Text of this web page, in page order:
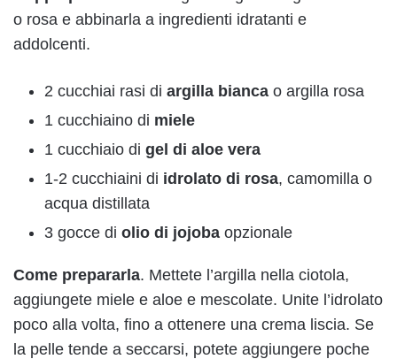
o rosa e abbinarla a ingredienti idratanti e
addolcenti.
2 cucchiai rasi di argilla bianca o argilla rosa
1 cucchiaino di miele
1 cucchiaio di gel di aloe vera
1-2 cucchiaini di idrolato di rosa, camomilla o
acqua distillata
3 gocce di olio di jojoba opzionale
Come prepararla. Mettete l’argilla nella ciotola,
aggiungete miele e aloe e mescolate. Unite l’idrolato
poco alla volta, fino a ottenere una crema liscia. Se
la pelle tende a seccarsi, potete aggiungere poche